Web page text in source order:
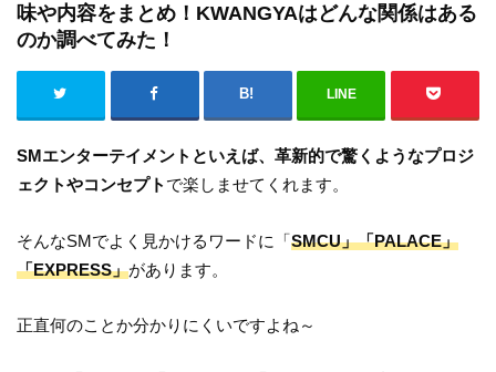
味や内容をまとめ！KWANGYAはどんな関係はある
のか調べてみた！
LINE
SMエンターテイメントといえば、革新的で驚くようなプロジ
ェクトやコンセプト で楽しませてくれます。
そんなSMでよく見かけるワードに「SMCU」「PALACE」
「EXPRESS」があります。
正直何のことか分かりにくいですよね～